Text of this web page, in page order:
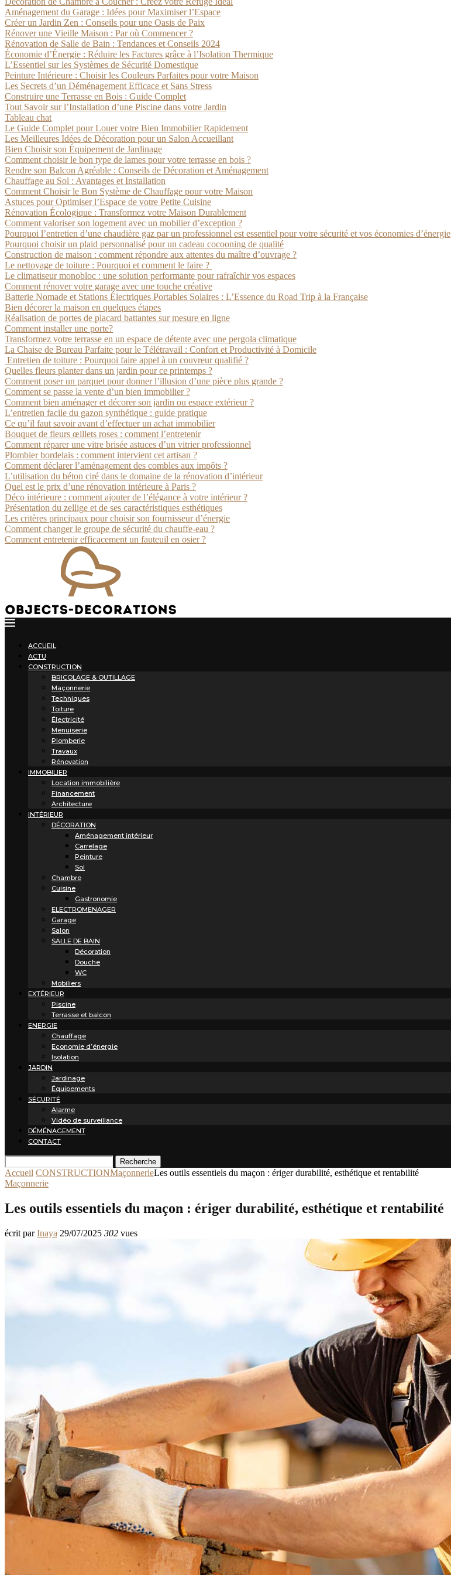
Aménagement du Garage : Idées pour Maximiser l’Espace
Créer un Jardin Zen : Conseils pour une Oasis de Paix
Rénover une Vieille Maison : Par où Commencer ?
Rénovation de Salle de Bain : Tendances et Conseils 2024
Économie d’Énergie : Réduire les Factures grâce à l’Isolation Thermique
L’Essentiel sur les Systèmes de Sécurité Domestique
Peinture Intérieure : Choisir les Couleurs Parfaites pour votre Maison
Les Secrets d’un Déménagement Efficace et Sans Stress
Construire une Terrasse en Bois : Guide Complet
Tout Savoir sur l’Installation d’une Piscine dans votre Jardin
Tableau chat
Le Guide Complet pour Louer votre Bien Immobilier Rapidement
Les Meilleures Idées de Décoration pour un Salon Accueillant
Bien Choisir son Équipement de Jardinage
Comment choisir le bon type de lames pour votre terrasse en bois ?
Rendre son Balcon Agréable : Conseils de Décoration et Aménagement
Chauffage au Sol : Avantages et Installation
Comment Choisir le Bon Système de Chauffage pour votre Maison
Astuces pour Optimiser l’Espace de votre Petite Cuisine
Rénovation Écologique : Transformez votre Maison Durablement
Comment valoriser son logement avec un mobilier d’exception ?
Pourquoi l’entretien d’une chaudière gaz par un professionnel est essentiel pour votre sécurité et vos économies d’énergie
Pourquoi choisir un plaid personnalisé pour un cadeau cocooning de qualité
Construction de maison : comment répondre aux attentes du maître d’ouvrage ?
Le nettoyage de toiture : Pourquoi et comment le faire ?
Le climatiseur monobloc : une solution performante pour rafraîchir vos espaces
Comment rénover votre garage avec une touche créative
Batterie Nomade et Stations Électriques Portables Solaires : L’Essence du Road Trip à la Française
Bien décorer la maison en quelques étapes
Réalisation de portes de placard battantes sur mesure en ligne
Comment installer une porte?
Transformez votre terrasse en un espace de détente avec une pergola climatique
La Chaise de Bureau Parfaite pour le Télétravail : Confort et Productivité à Domicile
Entretien de toiture : Pourquoi faire appel à un couvreur qualifié ?
Quelles fleurs planter dans un jardin pour ce printemps ?
Comment poser un parquet pour donner l’illusion d’une pièce plus grande ?
Comment se passe la vente d’un bien immobilier ?
Comment bien aménager et décorer son jardin ou espace extérieur ?
L’entretien facile du gazon synthétique : guide pratique
Ce qu’il faut savoir avant d’effectuer un achat immobilier
Bouquet de fleurs œillets roses : comment l’entretenir
Comment réparer une vitre brisée astuces d’un vitrier professionnel
Plombier bordelais : comment intervient cet artisan ?
Comment déclarer l’aménagement des combles aux impôts ?
L’utilisation du béton ciré dans le domaine de la rénovation d’intérieur
Quel est le prix d’une rénovation intérieure à Paris ?
Déco intérieure : comment ajouter de l’élégance à votre intérieur ?
Présentation du zellige et de ses caractéristiques esthétiques
Les critères principaux pour choisir son fournisseur d’énergie
Comment changer le groupe de sécurité du chauffe-eau ?
Comment entretenir efficacement un fauteuil en osier ?
ACCUEIL
ACTU
CONSTRUCTION
BRICOLAGE & OUTILLAGE
Maçonnerie
Techniques
Toiture
Électricité
Menuiserie
Plomberie
Travaux
Rénovation
IMMOBILIER
Location immobilière
Financement
Architecture
INTÉRIEUR
DÉCORATION
Aménagement intérieur
Carrelage
Peinture
Sol
Chambre
Cuisine
Gastronomie
ELECTROMENAGER
Garage
Salon
SALLE DE BAIN
Décoration
Douche
WC
Mobiliers
EXTÉRIEUR
Piscine
Terrasse et balcon
ENERGIE
Chauffage
Economie d’énergie
Isolation
JARDIN
Jardinage
Équipements
SÉCURITÉ
Alarme
Vidéo de surveillance
DÉMÉNAGEMENT
CONTACT
Recherche
Accueil CONSTRUCTIONMaçonnerieLes outils essentiels du maçon : ériger durabilité, esthétique et rentabilité
Maçonnerie
Les outils essentiels du maçon : ériger durabilité, esthétique et rentabilité
écrit parInaya 29/07/2025 302 vues